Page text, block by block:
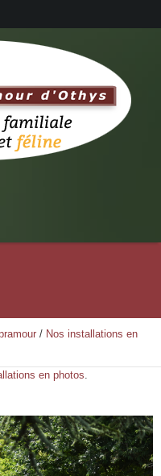
/ Nos installations en
en photos.